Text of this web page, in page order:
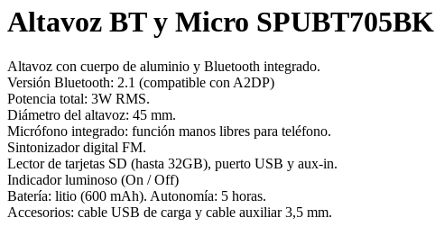
Altavoz BT y Micro SPUBT705BK
Altavoz con cuerpo de aluminio y Bluetooth integrado.
Versión Bluetooth: 2.1 (compatible con A2DP)
Potencia total: 3W RMS.
Diámetro del altavoz: 45 mm.
Micrófono integrado: función manos libres para teléfono.
Sintonizador digital FM.
Lector de tarjetas SD (hasta 32GB), puerto USB y aux-in.
Indicador luminoso (On / Off)
Batería: litio (600 mAh). Autonomía: 5 horas.
Accesorios: cable USB de carga y cable auxiliar 3,5 mm.